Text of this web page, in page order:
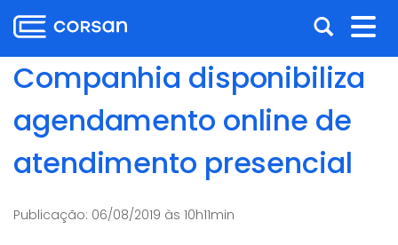
para
o
conteúdo
para
menu
para
o
conteúdo
Abrir
a
busca
Companhia disponibiliza
agendamento online de
atendimento presencial
Publicação: 06/08/2019 às 10h11min